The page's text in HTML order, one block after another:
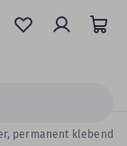
permanent klebend